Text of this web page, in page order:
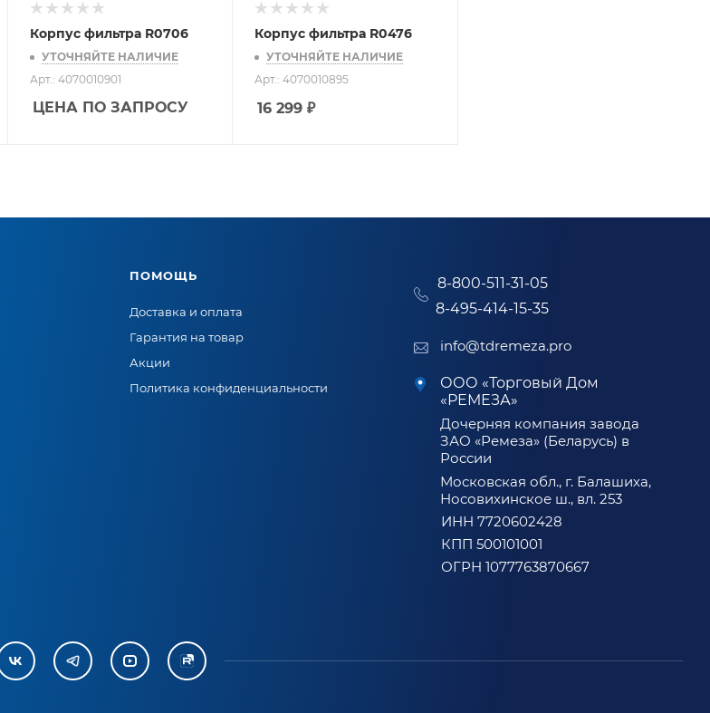
Корпус фильтра R0706
УТОЧНЯЙТЕ НАЛИЧИЕ
Арт.: 4070010901
ЦЕНА ПО ЗАПРОСУ
Корпус фильтра R0476
УТОЧНЯЙТЕ НАЛИЧИЕ
Арт.: 4070010895
16 299 ₽
ПОМОЩЬ
Доставка и оплата
Гарантия на товар
Акции
Политика конфиденциальности
8-800-511-31-05
8-495-414-15-35
info@tdremeza.pro
ООО «Торговый Дом
«РЕМЕЗА»
Дочерняя компания завода
ЗАО «Ремеза» (Беларусь) в
России
Московская обл., г. Балашиха,
Носовихинское ш., вл. 253
ИНН 7720602428
КПП 500101001
ОГРН 1077763870667